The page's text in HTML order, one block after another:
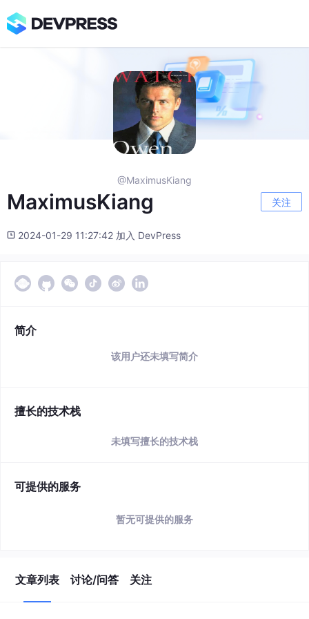
@MaximusKiang
MaximusKiang 关注
2024-01-29 11:27:42 加入 DevPress
简介
该用户还未填写简介
擅长的技术栈
未填写擅长的技术栈
可提供的服务
暂无可提供的服务
文章列表 讨论/问答 关注